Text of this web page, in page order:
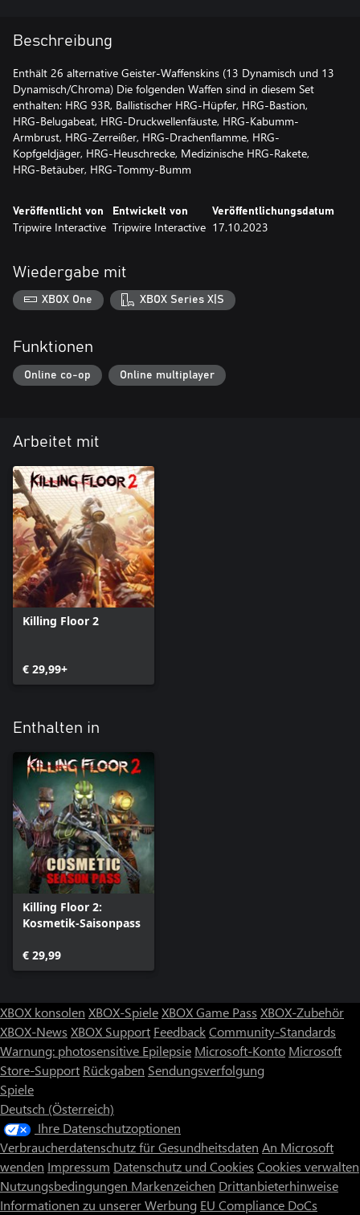
Beschreibung
Enthält 26 alternative Geister-Waffenskins (13 Dynamisch und 13
Dynamisch/Chroma) Die folgenden Waffen sind in diesem Set
enthalten: HRG 93R, Ballistischer HRG-Hüpfer, HRG-Bastion,
HRG-Belugabeat, HRG-Druckwellenfäuste, HRG-Kabumm-
Armbrust, HRG-Zerreißer, HRG-Drachenflamme, HRG-
Kopfgeldjäger, HRG-Heuschrecke, Medizinische HRG-Rakete,
HRG-Betäuber, HRG-Tommy-Bumm
Veröffentlicht von
Tripwire Interactive
Entwickelt von
Tripwire Interactive
Veröffentlichungsdatum
17.10.2023
Wiedergabe mit
XBOX One XBOX Series X|S
Funktionen
Online co-op Online multiplayer
Arbeitet mit
Killing Floor 2
€ 29,99+
Enthalten in
Killing Floor 2:
Kosmetik-Saisonpass
€ 29,99
XBOX konsolen XBOX-SpieleXBOX Game Pass XBOX-Zubehör
XBOX-News XBOX Support FeedbackCommunity-Standards
Warnung: photosensitive Epilepsie Microsoft-Konto Microsoft
Store-Support Rückgaben Sendungsverfolgung
Spiele
Deutsch (Österreich)
Ihre Datenschutzoptionen
Verbraucherdatenschutz für Gesundheitsdaten An Microsoft
wenden Impressum Datenschutz und Cookies Cookies verwalten
Nutzungsbedingungen Markenzeichen Drittanbieterhinweise
Informationen zu unserer Werbung EU Compliance DoCs